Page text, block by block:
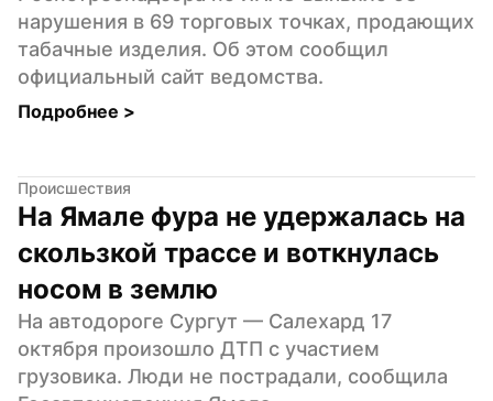
нарушения в 69 торговых точках, продающих
табачные изделия. Об этом сообщил
официальный сайт ведомства.
Подробнее >
Происшествия
На Ямале фура не удержалась на
скользкой трассе и воткнулась
носом в землю
На автодороге Сургут — Салехард 17
октября произошло ДТП с участием
грузовика. Люди не пострадали, сообщила